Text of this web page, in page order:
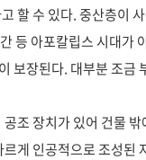
할 수 있다. 중산층이
등 아포칼립스 시대가
보장된다. 대부분 조금
조 장치가 있어 건물
게 인공적으로 조성된